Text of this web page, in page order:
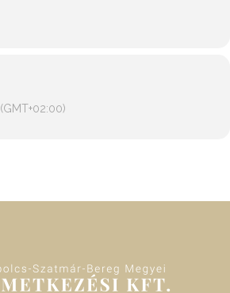
(GMT+02:00)